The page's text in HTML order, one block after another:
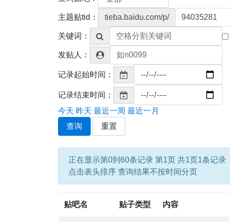
主题贴tid： tieba.baidu.com/p/
关键词：
发贴人：
记录起始时间：
记录结束时间：
今天 昨天 最近一周 最近一月
查询
重置
正在显示第0到60条记录 第1页 共1页1条记录
点击表头排序 查询结果不按时间分页
贴吧名 贴子类型 内容